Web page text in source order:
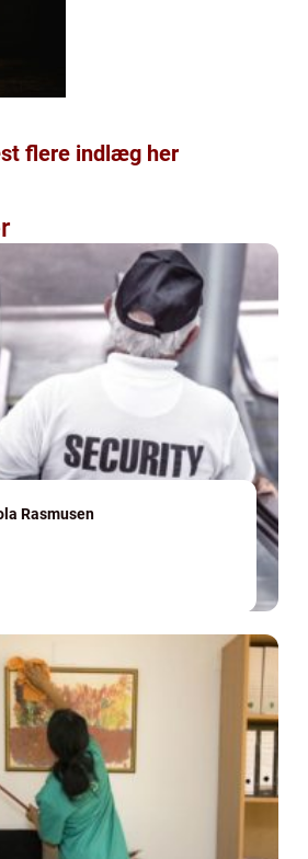
flere indlæg her
Rasmusen